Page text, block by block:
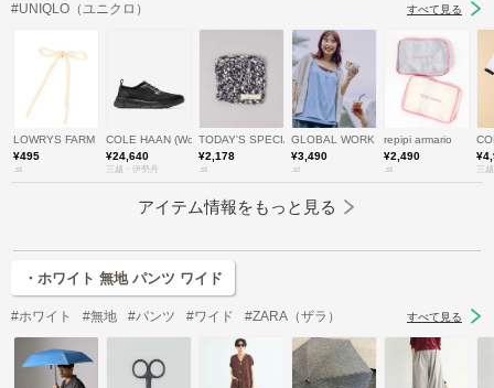
#UNIQLO（ユニクロ）
すべて見る
LOWRYS FARM
¥495
.st
COLE HAAN (Women)/コール ハーン
¥24,640
三越・伊勢丹
TODAY'S SPECIAL
¥2,178
.st
GLOBAL WORK
¥3,490
.st
repipi armario
¥2,490
.st 三
アイテム情報をもっと見る
・ホワイト 無地 パンツ ワイド
#ホワイト #無地 #パンツ #ワイド #ZARA（ザラ） すべて見る